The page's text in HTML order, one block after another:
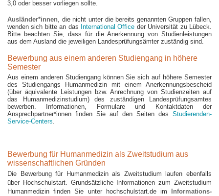
3,0 oder besser vorliegen sollte.
Ausländer*innen, die nicht unter die bereits genannten Gruppen fallen,
wenden sich bitte an das International Office der Universität zu Lübeck.
Bitte beachten Sie, dass für die Anerkennung von Studienleistungen
aus dem Ausland die jeweiligen Landesprüfungsämter zuständig sind.
Bewerbung aus einem anderen Studiengang in höhere
Semester
Aus einem anderen Studiengang können Sie sich auf höhere Semester
des Studiengangs Humanmedizin mit einem Anerkennungsbescheid
(über äquivalente Leistungen bzw. Anrechnung von Studienzeiten auf
das Humanmedizinstudium) des zuständigen Landesprüfungsamtes
bewerben. Informationen, Formulare und Kontaktdaten der
Ansprechpartner*innen finden Sie auf den Seiten des Studierenden-
Service-Centers.
Bewerbung für Humanmedizin als Zweitstudium aus
wissenschaftlichen Gründen
Die Bewerbung für Humanmedizin als Zweitstudium laufen ebenfalls
über Hochschulstart. Grundsätzliche Informationen zum Zweitstudium
Humanmedizin finden Sie unter hochschulstart.de im
Informations-